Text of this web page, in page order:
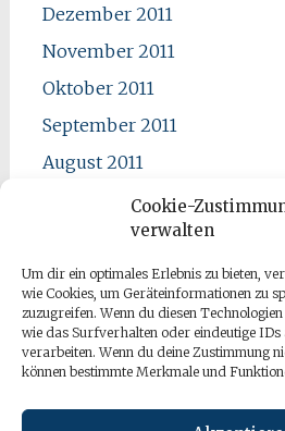
Cookie-
verwalten
Um dir ein optimales Erlebnis zu bieten,
wie Cookies, um Geräteinformationen zu
zuzugreifen. Wenn du diesen
wie das Surfverhalten oder eindeutige IDs
verarbeiten. Wenn du deine Zustimmung
können bestimmte Merkmale und
Dezember 2011
November 2011
Oktober 2011
September 2011
August 2011
Mai 2011
April 2011